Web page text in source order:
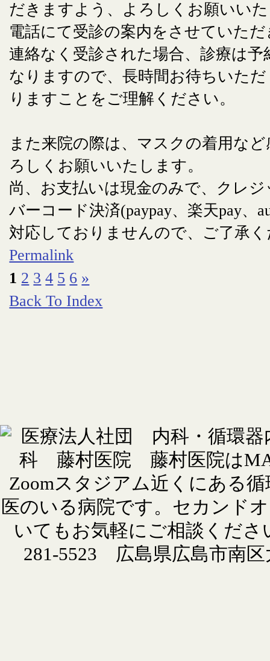
だきますよう、よろしくお願いい
電話にて受診の案内をさせていた
連絡なく受診された場合、診療は予
なりますので、長時間お待ちいた
りますことをご理解ください。
また来院の際は、マスクの着用な
ろしくお願いいたします。
尚、お支払いは現金のみで、クレ
バーコード決済(paypay、楽天pay、
対応しておりませんので、ご了承
Permalink
1 2 3 4 5 6 »
Back To Index